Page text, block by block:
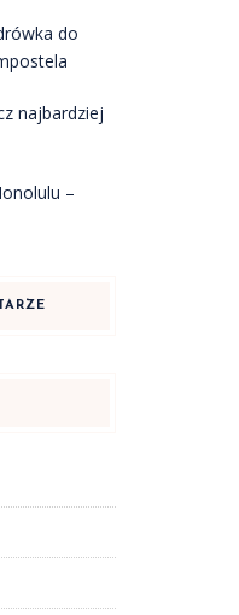
do
najbardziej
–